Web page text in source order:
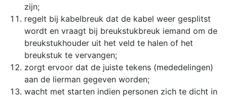
zijn;
regelt bij kabelbreuk dat de kabel weer gesplitst
wordt en vraagt bij breukstukbreuk iemand om de
breukstukhouder uit het veld te halen of het
breukstuk te vervangen;
zorgt ervoor dat de juiste tekens (mededelingen)
aan de lierman gegeven worden;
wacht met starten indien personen zich te dicht in